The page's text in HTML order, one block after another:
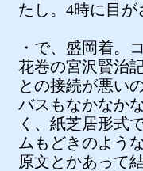
たし。4時に目が
・で、盛岡着。
花巻の宮沢賢治
との接続が悪い
バスもなかなか
く、紙芝居形式
ムもどきのよう
原文とかあって